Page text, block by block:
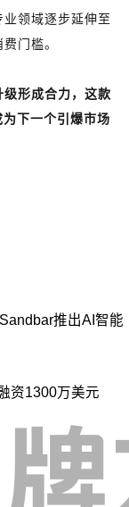
领域逐步延伸至
门槛。
形成合力，这款
下一个引爆市场
推出AI智能
资1300万美元